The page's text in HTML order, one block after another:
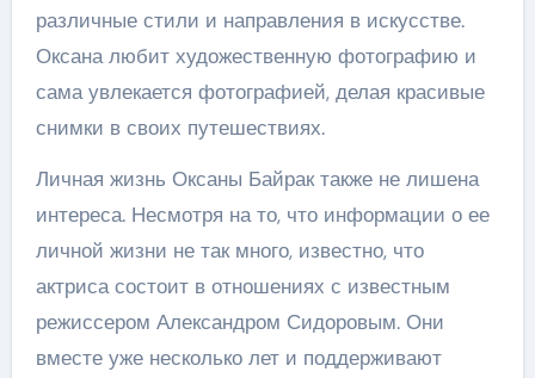
различные стили и направления в искусстве.
Оксана любит художественную фотографию и
сама увлекается фотографией, делая красивые
снимки в своих путешествиях.
Личная жизнь Оксаны Байрак также не лишена
интереса. Несмотря на то, что информации о ее
личной жизни не так много, известно, что
актриса состоит в отношениях с известным
режиссером Александром Сидоровым. Они
вместе уже несколько лет и поддерживают